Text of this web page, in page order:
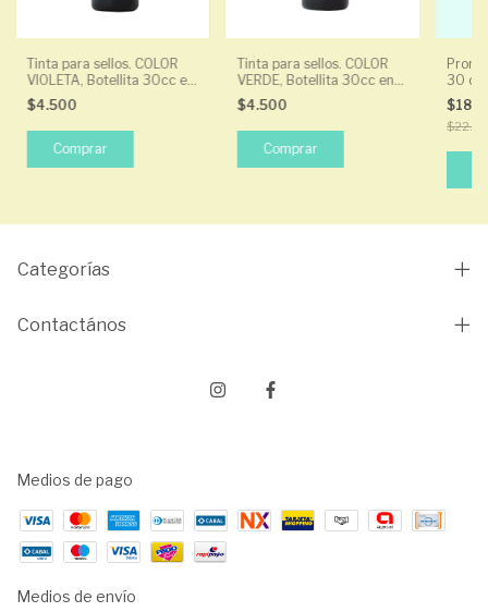
Tinta para sellos. COLOR
VIOLETA, Botellita 30cc en
base al agua.
$4.500
Tinta para sellos. COLOR
VERDE, Botellita 30cc en
base al agua.
$4.500
30 cc
Categorías
Contactános
Medios de pago
Medios de envío